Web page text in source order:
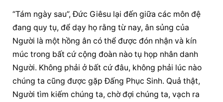
“Tám ngày sau”, Đức Giêsu lại đến giữa các môn đệ
đang quy tụ, để dạy họ rằng từ nay, ân sủng của
Người là một hồng ân có thể được đón nhận và kín
múc trong bất cứ cộng đoàn nào tụ họp nhân danh
Người. Không phải ở bất cứ đâu, không phải lúc nào
chúng ta cũng được gặp Đấng Phục Sinh. Quả thật,
Người tìm kiếm chúng ta, chờ đợi chúng ta, vạch ra